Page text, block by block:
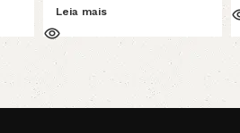
Leia mais